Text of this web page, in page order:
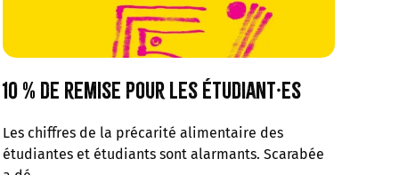
10 % de remise pour les étudiant·es
Les chiffres de la précarité alimentaire des
étudiantes et étudiants sont alarmants. Scarabée